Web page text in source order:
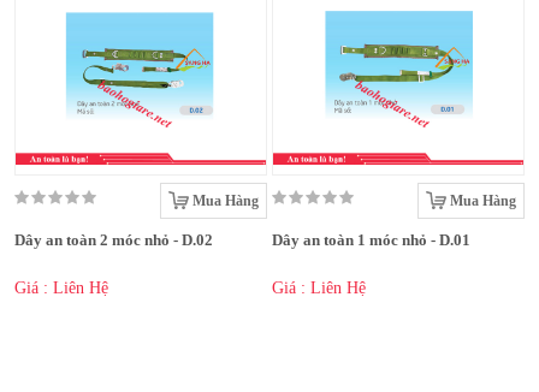
Mua Hàng
Dây an toàn 2 móc nhỏ - D.02
Giá : Liên Hệ
Mua Hàng
Dây an toàn 1 móc nhỏ - D.01
Giá : Liên Hệ